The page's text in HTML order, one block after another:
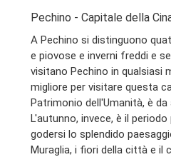
Pechino - Capitale della
A Pechino si distinguono
e piovose e inverni freddi e
visitano Pechino in qualsiasi
migliore per visitare questa
Patrimonio dell'Umanità, è da
L'autunno, invece, è il
godersi lo splendido
Muraglia, i fiori della città e il